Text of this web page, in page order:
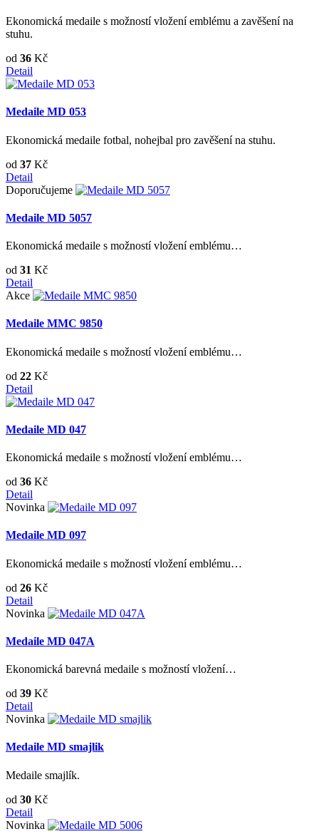
Ekonomická medaile s možností vložení emblému a zavěšení na
stuhu.
od 36 Kč
Detail
Medaile MD 053
Ekonomická medaile fotbal, nohejbal pro zavěšení na stuhu.
od 37 Kč
Detail
Doporučujeme
Medaile MD 5057
Ekonomická medaile s možností vložení emblému…
od 31 Kč
Detail
Akce
Medaile MMC 9850
Ekonomická medaile s možností vložení emblému…
od 22 Kč
Detail
Medaile MD 047
Ekonomická medaile s možností vložení emblému…
od 36 Kč
Detail
Novinka
Medaile MD 097
Ekonomická medaile s možností vložení emblému…
od 26 Kč
Detail
Novinka
Medaile MD 047A
Ekonomická barevná medaile s možností vložení…
od 39 Kč
Detail
Novinka
Medaile MD smajlik
Medaile smajlík.
od 30 Kč
Detail
Novinka